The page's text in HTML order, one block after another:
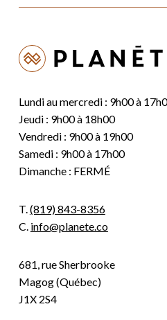
Lundi au mercredi : 9h00 à
Jeudi : 9h00 à 18h00
Vendredi : 9h00 à 19h00
Samedi : 9h00 à 17h00
Dimanche : FERMÉ
T.(819) 843-8356
C. info@planete.co
681, rue Sherbrooke
Magog (Québec)
J1X 2S4